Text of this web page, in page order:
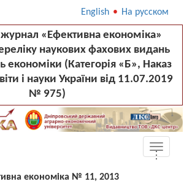
English • На русском
«Ефективна економіка»
наукових фахових видань
економіки (Категорія «Б», Наказ
і науки України від 11.07.2019
№ 975)
Toggle
...
економіка № 11, 2013